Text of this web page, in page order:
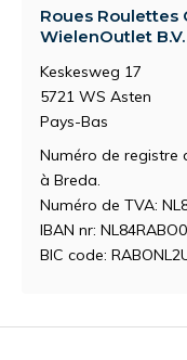
Roues Roulettes
WielenOutlet B.V.
Keskesweg 17
5721 WS Asten
Pays-Bas
Numéro de registre
à Breda.
Numéro de TVA:
IBAN nr:
BIC code: